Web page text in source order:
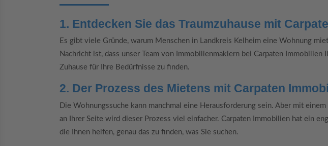
1. Entdecken Sie das Traumzuhause mit
Es gibt viele Gründe, warum Menschen in Landkreis Kelheim eine Wohnung
Nachricht ist, dass unser Team von Immobilienmaklern bei Carpaten Immobilien
Zuhause für Ihre Bedürfnisse zu finden.
2. Der Prozess des Mietens mit Carpaten
Die Wohnungssuche kann manchmal eine Herausforderung sein. Aber mit
an Ihrer Seite wird dieser Prozess viel einfacher. Carpaten Immobilien hat ein
die Ihnen helfen, genau das zu finden, was Sie suchen.